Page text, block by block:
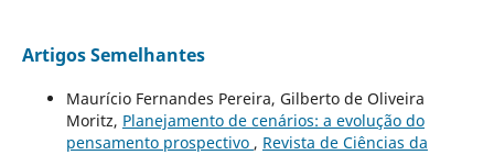
Artigos Semelhantes
Maurício Fernandes Pereira, Gilberto de Oliveira
Moritz, Planejamento de cenários: a evolução do
pensamento prospectivo , Revista de Ciências da